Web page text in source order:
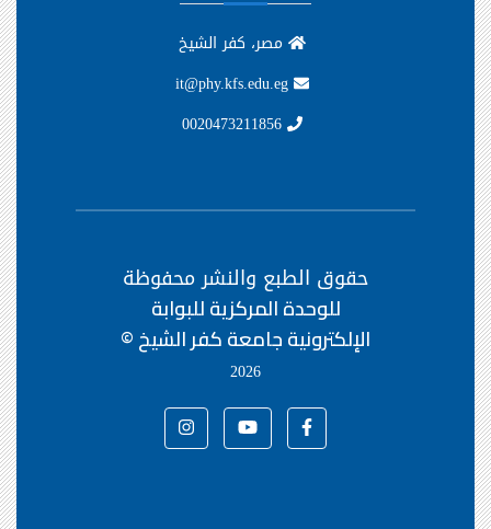
مصر، كفر الشيخ
حقوق الطبع والنشر محفوظة
للوحدة المركزية للبوابة
الإلكترونية جامعة كفر الشيخ ©
2026